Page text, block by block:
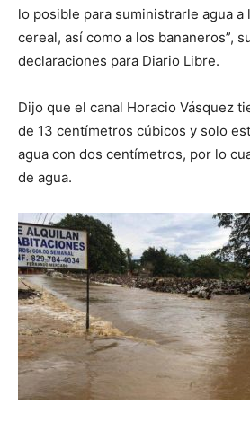
lo posible para suministrarle agua
cereal, así como a los bananeros”,
declaraciones para Diario Libre.
Dijo que el canal Horacio Vásquez
de 13 centímetros cúbicos y solo
agua con dos centímetros, por lo
de agua.